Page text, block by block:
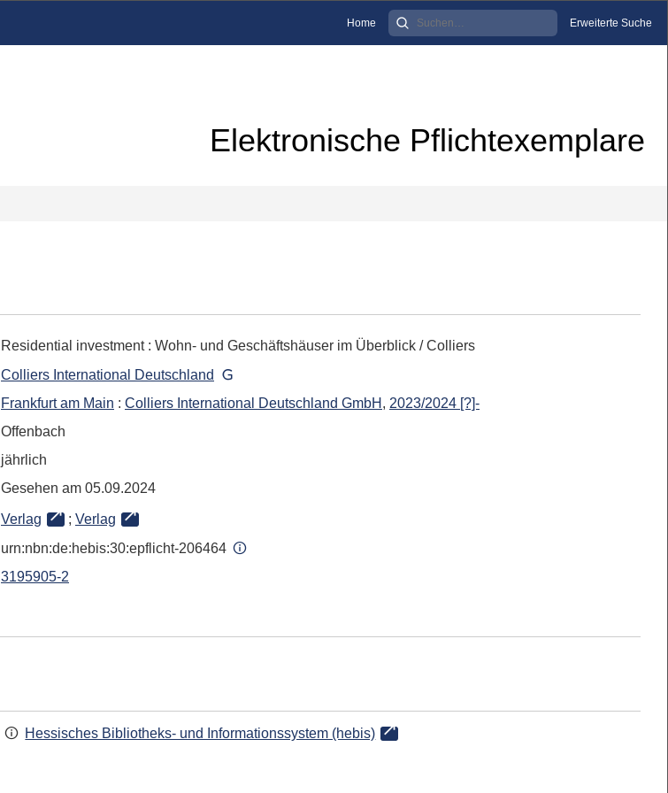
Home Erweiterte Suche
Elektronische Pflichtexemplare
Residential investment: Wohn- und Geschäftshäuser im Überblick / Colliers
Colliers International Deutschland
Frankfurt am Main : Colliers International Deutschland GmbH , 2023/2024 [?]-
Offenbach
jährlich
Gesehen am 05.09.2024
Verlag ; Verlag
urn:nbn:de:hebis:30:epflicht-206464
3195905-2
Hessisches Bibliotheks- und Informationssystem (hebis)